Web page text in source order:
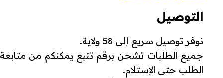
التوصيل
نوفر توصيل سريع إلى 58 ولاية.
جميع الطلبات تشحن برقم تتبع يمكنكم من متابعة
الطلب حتى الإستلام.